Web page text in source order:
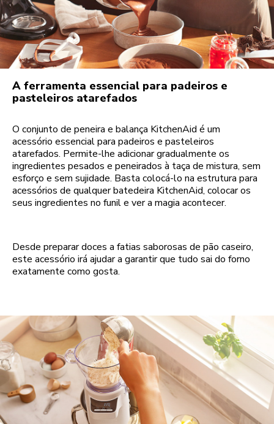
A ferramenta essencial para padeiros e
pasteleiros atarefados
O conjunto de peneira e balança KitchenAid é um
acessório essencial para padeiros e pasteleiros
atarefados. Permite-lhe adicionar gradualmente os
ingredientes pesados e peneirados à taça de mistura, sem
esforço e sem sujidade. Basta colocá-lo na estrutura para
acessórios de qualquer batedeira KitchenAid, colocar os
seus ingredientes no funil e ver a magia acontecer.
Desde preparar doces a fatias saborosas de pão caseiro,
este acessório irá ajudar a garantir que tudo sai do forno
exatamente como gosta.